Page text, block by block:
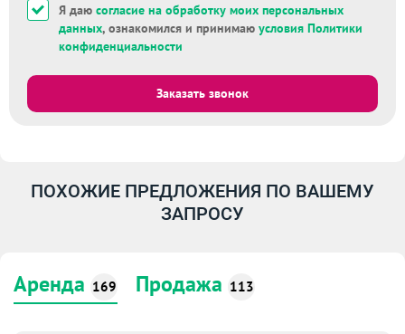
Я даю согласие на обработку моих персональных
данных, ознакомился и принимаю условия Политики
конфиденциальности
Заказать звонок
ПОХОЖИЕ ПРЕДЛОЖЕНИЯ ПО ВАШЕМУ
ЗАПРОСУ
Аренда 169 Продажа 113